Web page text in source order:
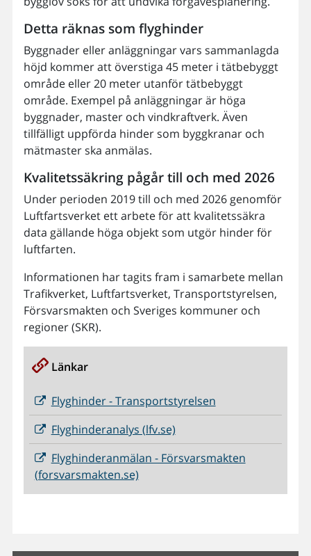
Detta räknas som flyghinder
Byggnader eller anläggningar vars sammanlagda
höjd kommer att överstiga 45 meter i tätbebyggt
område eller 20 meter utanför tätbebyggt
område. Exempel på anläggningar är höga
byggnader, master och vindkraftverk. Även
tillfälligt uppförda hinder som byggkranar och
mätmaster ska anmälas.
Kvalitetssäkring pågår till och med 2026
Under perioden 2019 till och med 2026 genomför
Luftfartsverket ett arbete för att kvalitetssäkra
data gällande höga objekt som utgör hinder för
luftfarten.
Informationen har tagits fram i samarbete mellan
Trafikverket, Luftfartsverket, Transportstyrelsen,
Försvarsmakten och Sveriges kommuner och
regioner (SKR).
Länkar
Flyghinder - Transportstyrelsen
Flyghinderanalys (lfv.se)
Flyghinderanmälan - Försvarsmakten
(forsvarsmakten.se)